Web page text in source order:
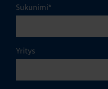
Sukunimi*
Yritys